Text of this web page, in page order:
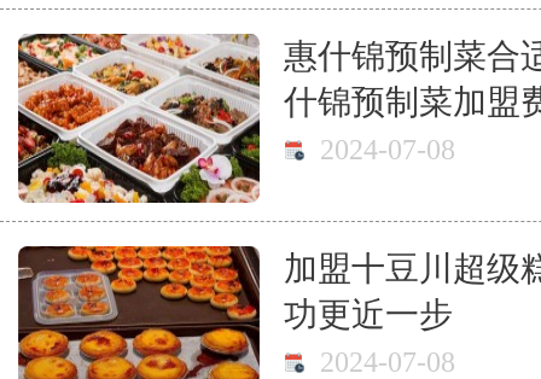
惠什锦预制菜合
什锦预制菜加盟
2024-07-08
加盟十豆川超级
功更近一步
2024-07-08